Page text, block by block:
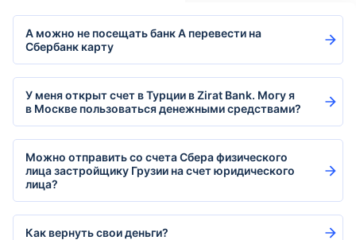
А можно не посещать банк А перевести на
Сбербанк карту
У меня открыт счет в Турции в Zirat Bank. Могу я
в Москве пользоваться денежными средствами?
Можно отправить со счета Сбера физического
лица застройщику Грузии на счет юридического
лица?
Как вернуть свои деньги?